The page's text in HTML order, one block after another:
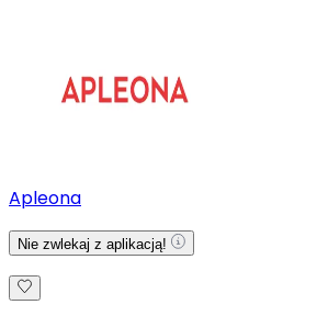
Apleona
Nie zwlekaj z aplikacją!